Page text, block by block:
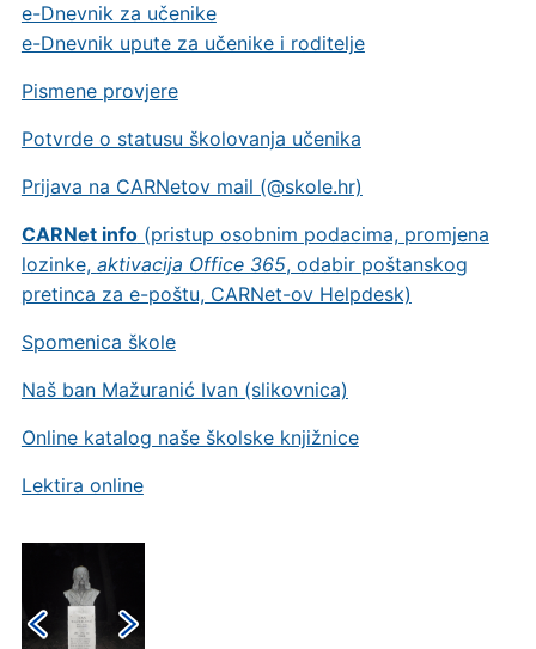
e-Dnevnik za učenike
e-Dnevnik upute za učenike i roditelje
Pismene provjere
Potvrde o statusu školovanja učenika
Prijava na CARNetov mail (@skole.hr)
CARNet info(pristup osobnim podacima, promjena
lozinke, aktivacija Office 365, odabir poštanskog
pretinca za e-poštu, CARNet-ov Helpdesk)
Spomenica škole
Naš ban Mažuranić Ivan (slikovnica)
Online katalog naše školske knjižnice
Lektira online